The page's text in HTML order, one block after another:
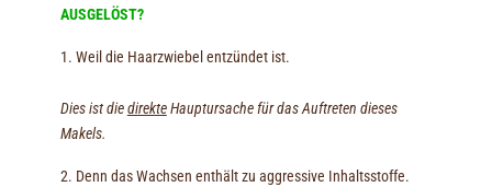
AUSGELÖST?
Weil die Haarzwiebel entzündet ist.
Dies ist diedirekteHauptursache für das Auftreten dieses
Makels.
Denn das Wachsen enthält zu aggressive Inhaltsstoffe.